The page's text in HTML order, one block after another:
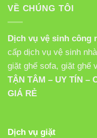
VỀ CHÚNG TÔI
Dịch vụ vệ sinh công
cấp dịch vụ vệ sinh
giặt ghế sofa, giặt ghế
TẬN TÂM – UY TÍN –
GIÁ RẺ
Dịch vụ giặt